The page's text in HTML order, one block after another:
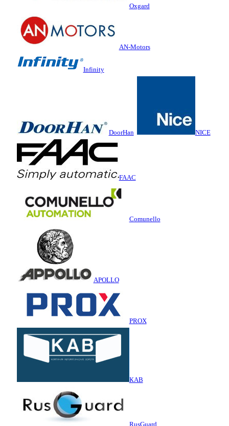
Oxgard
AN-Motors
Infinity
DoorHan NICE
FAAC
Comunello
APOLLO
PROX
КАВ
RusGuard